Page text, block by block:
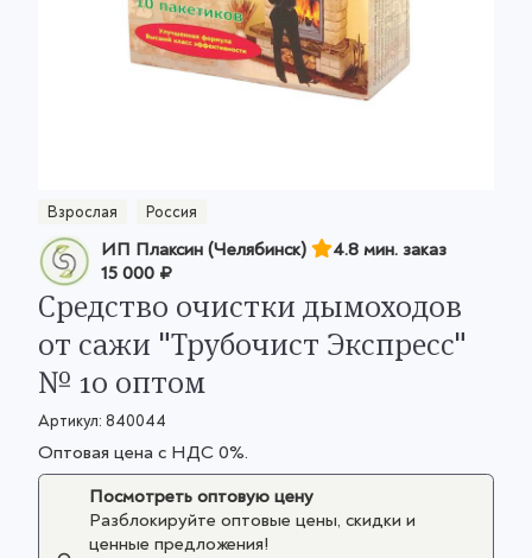
Взрослая Россия
ИП Плаксин (Челябинск)
4.8 мин. заказ
15 000 ₽
Средство очистки дымоходов
от сажи "Трубочист Экспресс"
№ 10 оптом
Артикул: 840044
Оптовая цена с НДС 0%.
Посмотреть оптовую цену
Разблокируйте оптовые цены, скидки и
ценные предложения!